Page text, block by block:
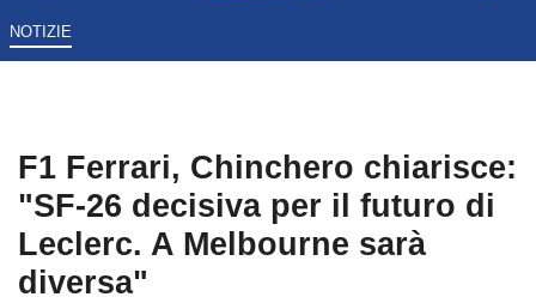
NOTIZIE
F1 Ferrari, Chinchero chiarisce:
"SF-26 decisiva per il futuro di
Leclerc. A Melbourne sarà
diversa"